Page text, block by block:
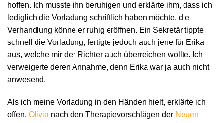
hoffen. Ich musste ihn beruhigen und erklärte ihm, dass ich
lediglich die Vorladung schriftlich haben möchte, die
Verhandlung könne er ruhig eröffnen. Ein Sekretär tippte
schnell die Vorladung, fertigte jedoch auch jene für Erika
aus, welche mir der Richter auch überreichen wollte. Ich
verweigerte deren Annahme, denn Erika war ja auch nicht
anwesend.
Als ich meine Vorladung in den Händen hielt, erklärte ich
offen, Olivia nach den Therapievorschlägen der Neuen